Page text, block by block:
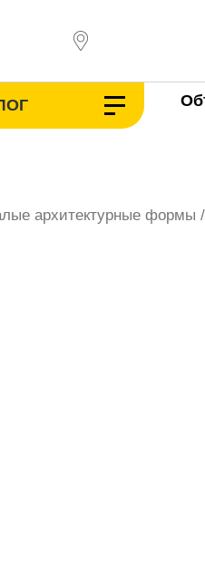
архитектурные формы /